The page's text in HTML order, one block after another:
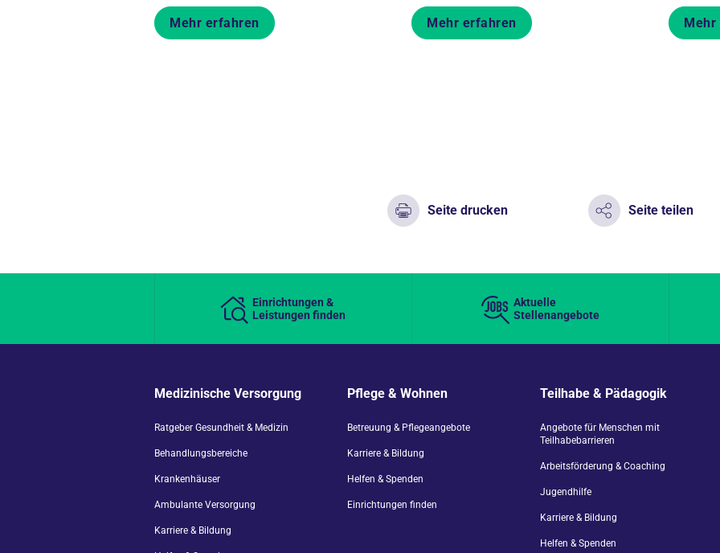
Einrichtungen &
Leistungen finden
Aktuelle
Stellenangebote
Medizinische Versorgung Pflege & Wohnen Teilhabe & Pädagogik
Angebote für Menschen mit